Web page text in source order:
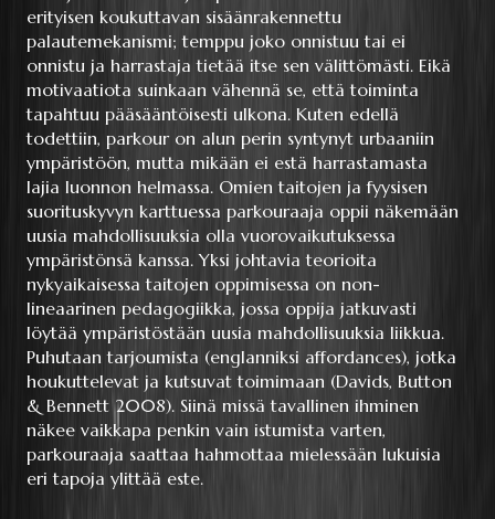
erityisen koukuttavan sisäänrakennettu
palautemekanismi; temppu joko onnistuu tai ei
onnistu ja harrastaja tietää itse sen välittömästi. Eikä
motivaatiota suinkaan vähennä se, että toiminta
tapahtuu pääsääntöisesti ulkona. Kuten edellä
todettiin, parkour on alun perin syntynyt urbaaniin
ympäristöön, mutta mikään ei estä harrastamasta
lajia luonnon helmassa. Omien taitojen ja fyysisen
suorituskyvyn karttuessa parkouraaja oppii näkemään
uusia mahdollisuuksia olla vuorovaikutuksessa
ympäristönsä kanssa. Yksi johtavia teorioita
nykyaikaisessa taitojen oppimisessa on non-
lineaarinen pedagogiikka, jossa oppija jatkuvasti
löytää ympäristöstään uusia mahdollisuuksia liikkua.
Puhutaan tarjoumista (englanniksi affordances), jotka
houkuttelevat ja kutsuvat toimimaan (Davids, Button
& Bennett 2008). Siinä missä tavallinen ihminen
näkee vaikkapa penkin vain istumista varten,
parkouraaja saattaa hahmottaa mielessään lukuisia
eri tapoja ylittää este.